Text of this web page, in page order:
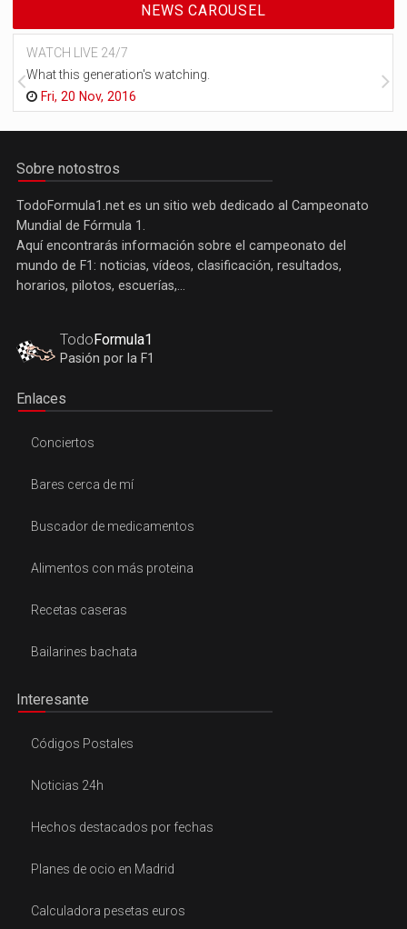
NEWS CAROUSEL
WATCH LIVE 24/7
What this generation's watching.
Fri, 20 Nov, 2016
Sobre notostros
TodoFormula1.net es un sitio web dedicado al Campeonato
Mundial de Fórmula 1.
Aquí encontrarás información sobre el campeonato del
mundo de F1: noticias, vídeos, clasificación, resultados,
horarios, pilotos, escuerías,...
Todo Formula1
Pasión por la F1
Enlaces
Conciertos
Bares cerca de mí
Buscador de medicamentos
Alimentos con más proteina
Recetas caseras
Bailarines bachata
Interesante
Códigos Postales
Noticias 24h
Hechos destacados por fechas
Planes de ocio en Madrid
Calculadora pesetas euros